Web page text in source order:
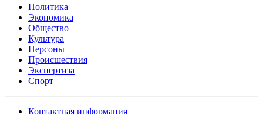
Политика
Экономика
Общество
Культура
Персоны
Происшествия
Экспертиза
Спорт
Контактная информация